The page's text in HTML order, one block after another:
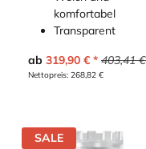
komfortabel
Transparent
ab 319,90 € 403,41€
Nettopreis: 268,82 €
SALE